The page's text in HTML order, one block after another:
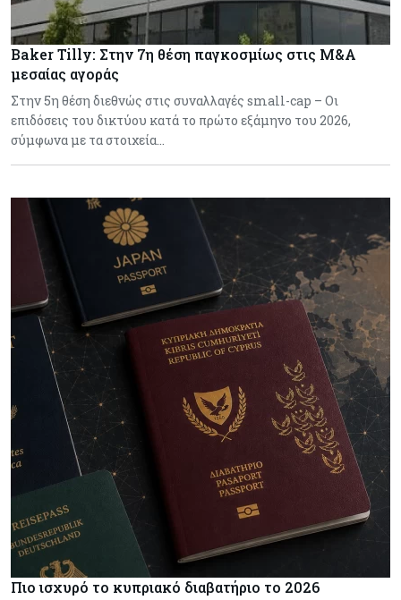
Baker Tilly: Στην 7η θέση παγκοσμίως στις M&A
μεσαίας αγοράς
Στην 5η θέση διεθνώς στις συναλλαγές small-cap – Οι
επιδόσεις του δικτύου κατά το πρώτο εξάμηνο του 2026,
σύμφωνα με τα στοιχεία…
Πιο ισχυρό το κυπριακό διαβατήριο το 2026